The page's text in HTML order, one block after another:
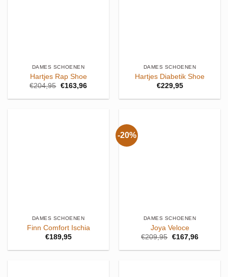
DAMES SCHOENEN
Hartjes Rap Shoe
€204,95 Oorspronkelijke
was:
€163,96Huidige
is:
DAMES SCHOENEN
Hartjes Diabetik Shoe
€229,95
DAMES SCHOENEN
Finn Comfort Ischia
€189,95
-20%
DAMES SCHOENEN
Joya Veloce
€209,95 Oorspronkelijke
was:
€167,96Huidige
is: